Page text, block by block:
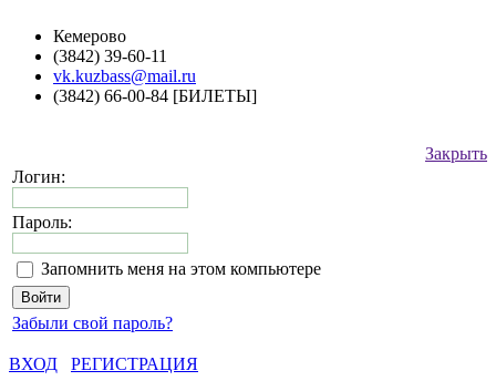
Кемерово
(3842) 39-60-11
vk.kuzbass@mail.ru
(3842) 66-00-84 [БИЛЕТЫ]
Закрыть
Логин:
Пароль:
Запомнить меня на этом компьютере
Забыли свой пароль?
ВХОД
РЕГИСТРАЦИЯ